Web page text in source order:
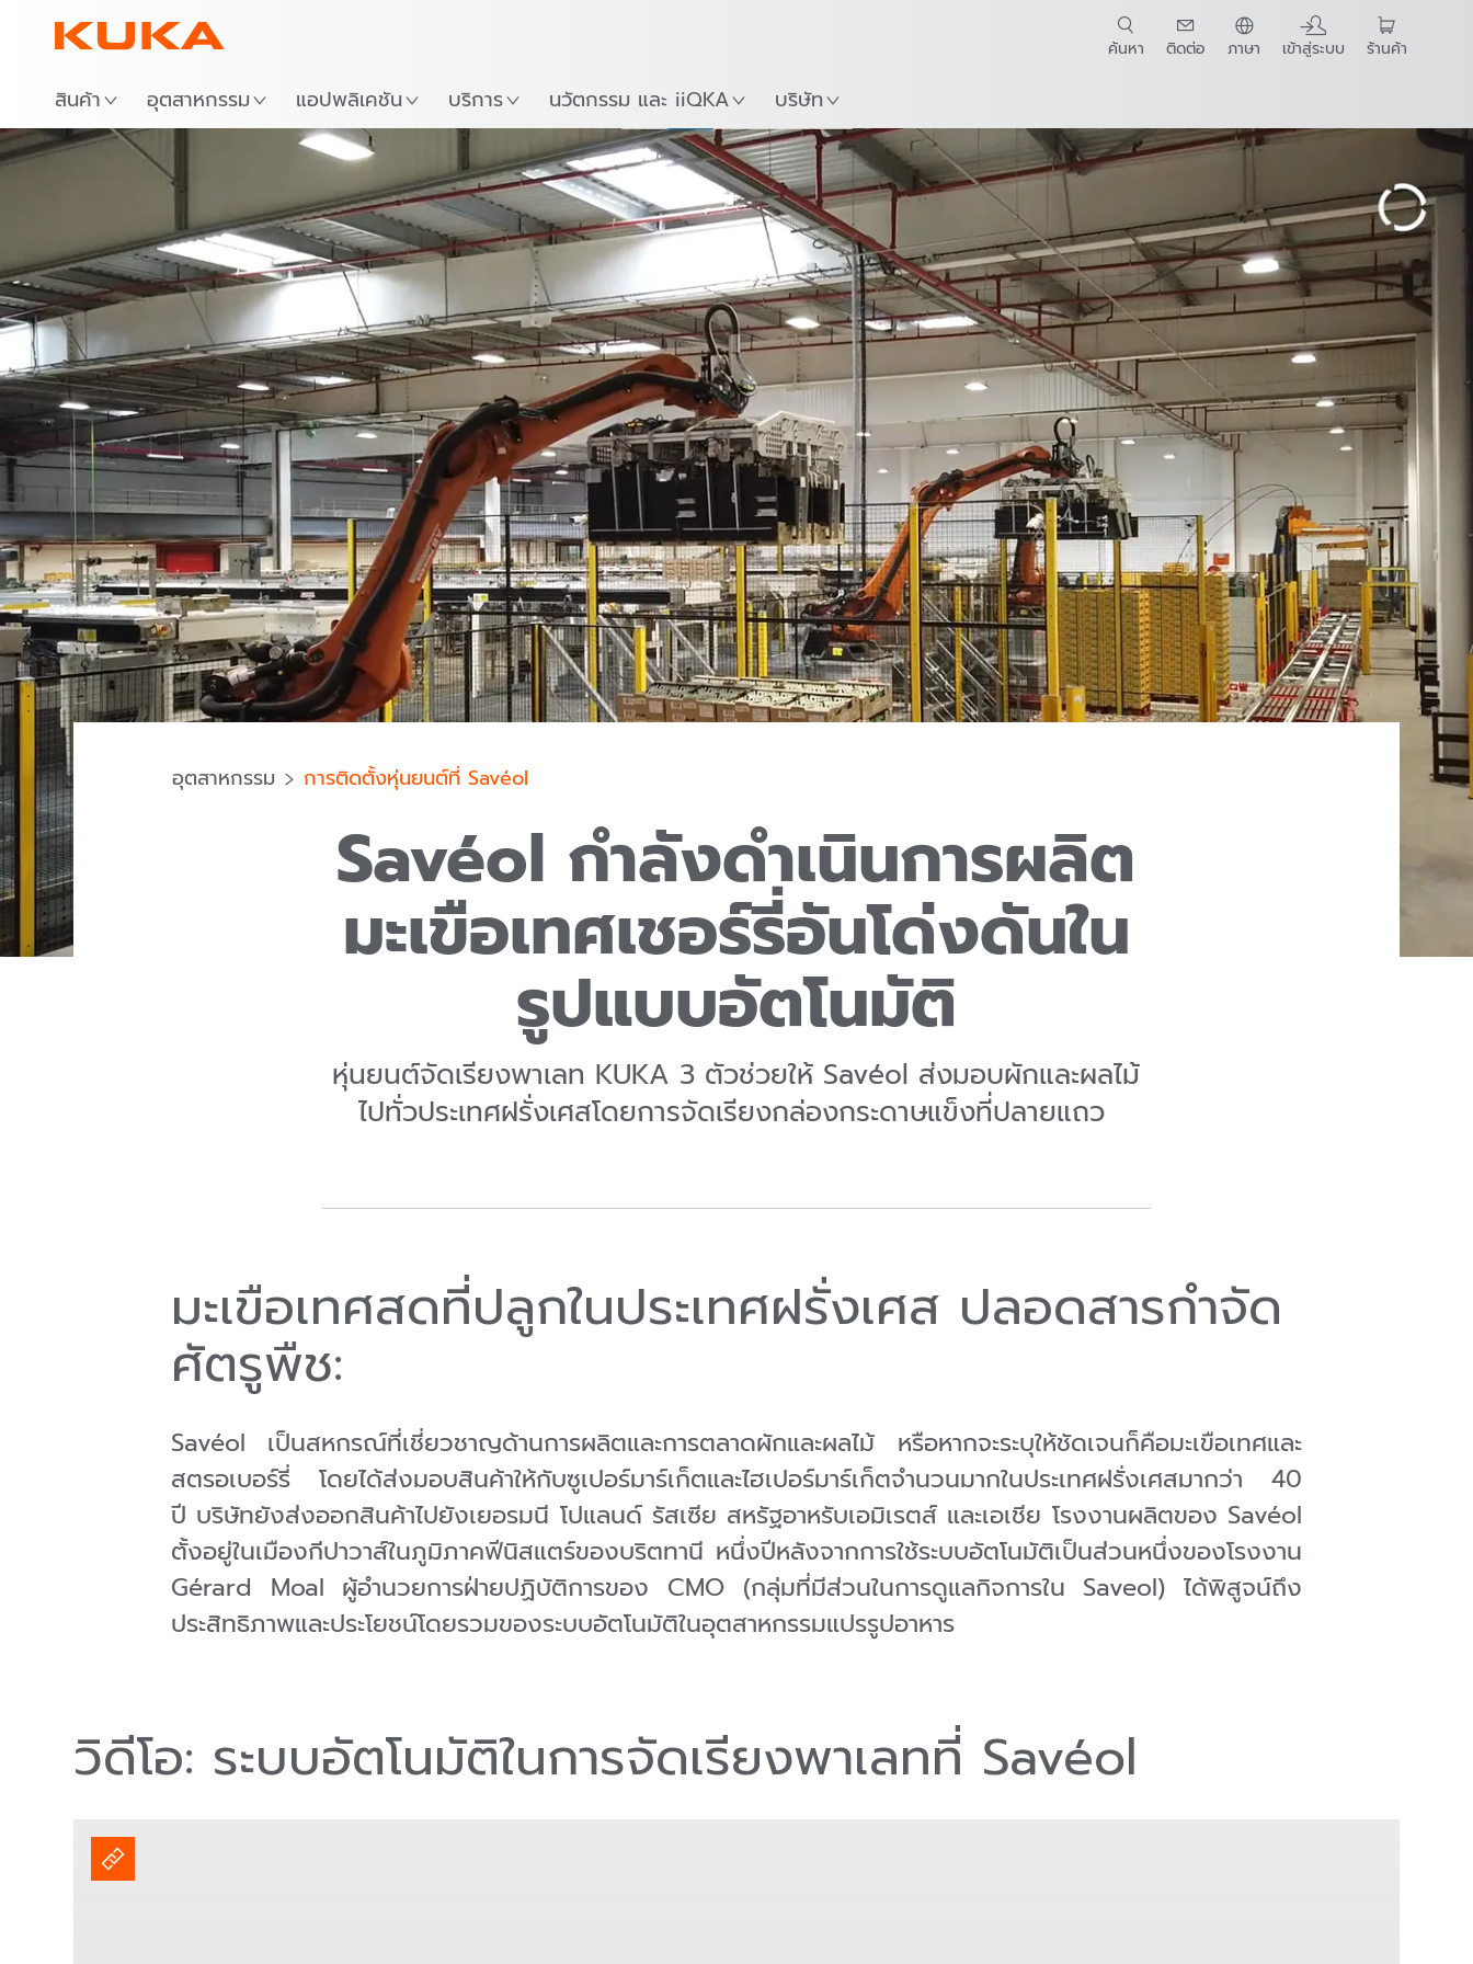
สินค้า อุตสาหกรรม แอปพลิเคชัน บริการ นวัตกรรม และ iiQKA บริษัท
ค้นหา ติดต่อ ภาษา เข้าสู่ระบบ ร้านค้า
อุตสาหกรรม การติดตั้งหุ่นยนต์ที่ Savéol
Savéol กำลังดำเนินการผลิต
มะเขือเทศเชอร์รี่อันโด่งดันใน
รูปแบบอัตโนมัติ
หุ่นยนต์จัดเรียงพาเลท KUKA 3 ตัวช่วยให้ Savéol ส่งมอบผักและผลไม้
ไปทั่วประเทศฝรั่งเศสโดยการจัดเรียงกล่องกระดาษแข็งที่ปลายแถว
มะเขือเทศสดที่ปลูกในประเทศฝรั่งเศส ปลอดสารกำจัด
ศัตรูพืช:
Savéol เป็นสหกรณ์ที่เชี่ยวชาญด้านการผลิตและการตลาดผักและผลไม้ หรือหากจะระบุให้ชัดเจนก็คือมะเขือเทศและ
สตรอเบอร์รี่ โดยได้ส่งมอบสินค้าให้กับซูเปอร์มาร์เก็ตและไฮเปอร์มาร์เก็ตจำนวนมากในประเทศฝรั่งเศสมากว่า 40
ปี บริษัทยังส่งออกสินค้าไปยังเยอรมนี โปแลนด์ รัสเซีย สหรัฐอาหรับเอมิเรตส์ และเอเชีย โรงงานผลิตของ Savéol
ตั้งอยู่ในเมืองกีปาวาส์ในภูมิภาคฟีนิสแตร์ของบริตทานี หนึ่งปีหลังจากการใช้ระบบอัตโนมัติเป็นส่วนหนึ่งของโรงงาน
Gérard Moal ผู้อำนวยการฝ่ายปฏิบัติการของ CMO (กลุ่มที่มีส่วนในการดูแลกิจการใน Saveol) ได้พิสูจน์ถึง
ประสิทธิภาพและประโยชน์โดยรวมของระบบอัตโนมัติในอุตสาหกรรมแปรรูปอาหาร
วิดีโอ: ระบบอัตโนมัติในการจัดเรียงพาเลทที่ Savéol